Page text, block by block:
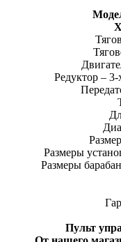
Редуктор –
Размеры
Размеры
Пульт